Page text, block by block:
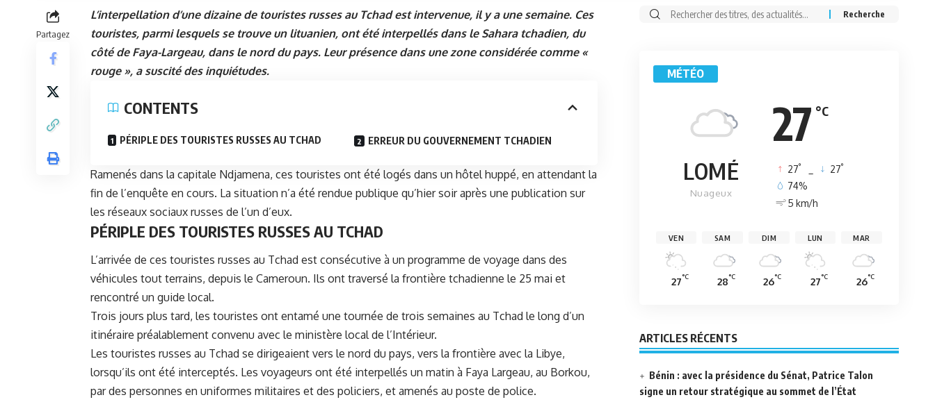
Partagez
L’interpellation d’une dizaine de touristes russes au Tchad est intervenue, il y a une semaine. Ces
touristes, parmi lesquels se trouve un lituanien, ont été interpellés dans le Sahara tchadien, du
côté de Faya-Largeau, dans le nord du pays. Leur présence dans une zone considérée comme «
rouge », a suscité des inquiétudes.
CONTENTS
PÉRIPLE DES TOURISTES RUSSES AU TCHAD ERREUR DU GOUVERNEMENT TCHADIEN
Ramenés dans la capitale Ndjamena, ces touristes ont été logés dans un hôtel huppé, en attendant la
fin de l’enquête en cours. La situation n’a été rendue publique qu’hier soir après une publication sur
les réseaux sociaux russes de l’un d’eux.
PÉRIPLE DES TOURISTES RUSSES AU TCHAD
L’arrivée de ces touristes russes au Tchad est consécutive à un programme de voyage dans des
véhicules tout terrains, depuis le Cameroun. Ils ont traversé la frontière tchadienne le 25 mai et
rencontré un guide local.
Trois jours plus tard, les touristes ont entamé une tournée de trois semaines au Tchad le long d’un
itinéraire préalablement convenu avec le ministère local de l’Intérieur.
Les touristes russes au Tchad se dirigeaient vers le nord du pays, vers la frontière avec la Libye,
lorsqu’ils ont été interceptés. Les voyageurs ont été interpellés un matin à Faya Largeau, au Borkou,
par des personnes en uniformes militaires et des policiers, et amenés au poste de police.
Rechercher:
MÉTÉO
27 °C
LOMÉ
Nuageux
27° 27°
74%
5 km/h
VEN
27°C
SAM
28°C
DIM
26°C
LUN
27°C
MAR
26°C
ARTICLES RÉCENTS
Bénin : avec la présidence du Sénat, Patrice Talon
signe un retour stratégique au sommet de l’État